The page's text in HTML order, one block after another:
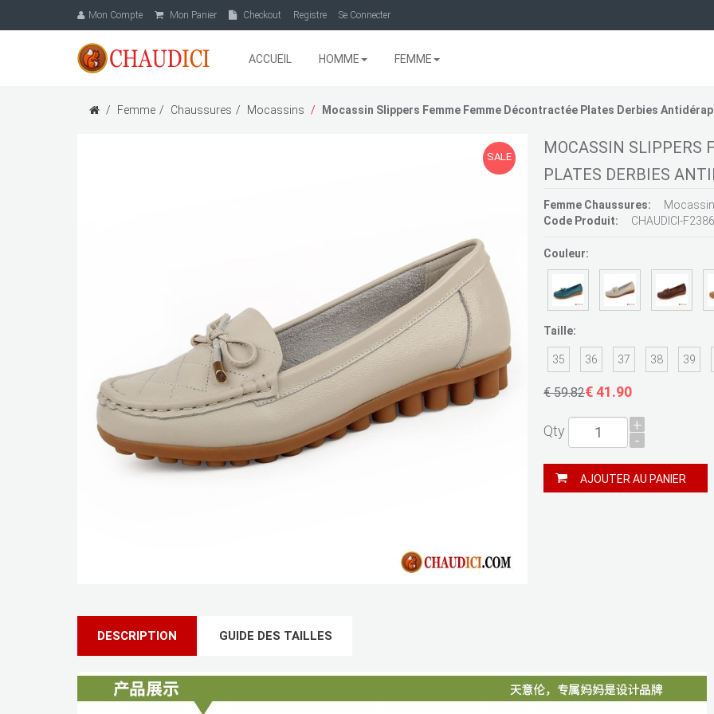
Mon Compte Mon Panier Checkout Registre Se Connecter
ACCUEIL HOMME FEMME
Femme Chaussures Mocassins Mocassin Slippers Femme Femme Décontractée Plates Derbies
SALE
MOCASSIN SLIPPERS
PLATES DERBIES
Femme Chaussures:
Code Produit:
CHAUDICI-
Couleur:
Taille:
35 36 37 38 39
€ 59.82€ 41.90
Qty +
-
AJOUTER AU PANIER
DESCRIPTION GUIDE DES TAILLES